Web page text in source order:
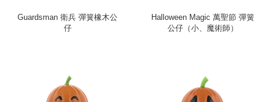
Guardsman 衛兵 彈簧橡木公
仔
Halloween Magic 萬聖節 彈簧
公仔（小、魔術師）